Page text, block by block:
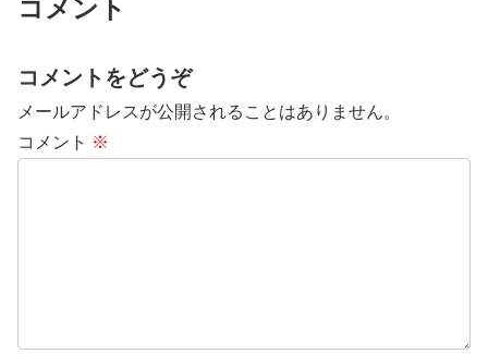
コメント
コメントをどうぞ
メールアドレスが公開されることはありません。
コメント ※